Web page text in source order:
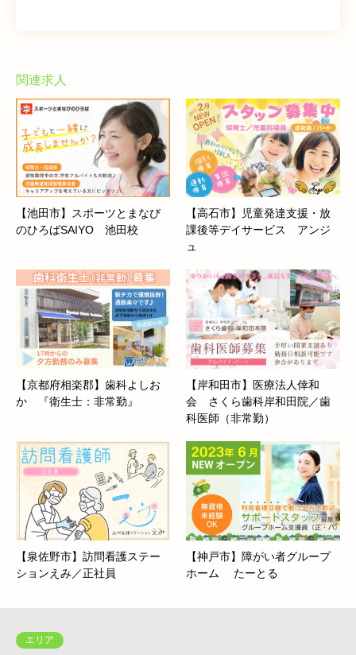
関連求人
【池田市】スポーツとまなび
のひろばSAIYO 池田校
【高石市】児童発達支援・放
課後等デイサービス アンジ
ュ
【京都府相楽郡】歯科よしお
か 『衛生士：非常勤』
【岸和田市】医療法人倖和
会 さくら歯科岸和田院／歯
科医師（非常勤）
【泉佐野市】訪問看護ステー
ションえみ／正社員
【神戸市】障がい者グループ
ホーム たーとる
エリア